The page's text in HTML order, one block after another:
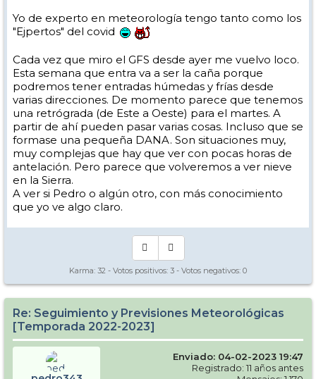
Yo de experto en meteorología tengo tanto como los
"Ejpertos" del covid
Cada vez que miro el GFS desde ayer me vuelvo loco.
Esta semana que entra va a ser la caña porque
podremos tener entradas húmedas y frías desde
varias direcciones. De momento parece que tenemos
una retrógrada (de Este a Oeste) para el martes. A
partir de ahí pueden pasar varias cosas. Incluso que se
formase una pequeña DANA. Son situaciones muy,
muy complejas que hay que ver con pocas horas de
antelación. Pero parece que volveremos a ver nieve
en la Sierra.
A ver si Pedro o algún otro, con más conocimiento
que yo ve algo claro.
Karma: 32 - Votos positivos: 3 - Votos negativos: 0
Re: Seguimiento y Previsiones Meteorológicas
[Temporada 2022-2023]
Enviado: 04-02-2023 19:47
Registrado: 11 años antes